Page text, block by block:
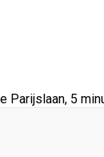
Parijslaan, 5